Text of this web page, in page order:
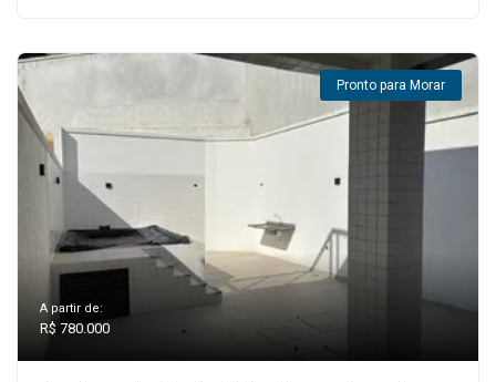
Pronto para Morar
A partir de:
R$ 780.000